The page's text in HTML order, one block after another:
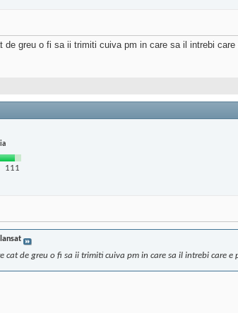
de greu o fi sa ii trimiti cuiva pm in care sa il intrebi
111
cat de greu o fi sa ii trimiti cuiva pm in care sa il intrebi